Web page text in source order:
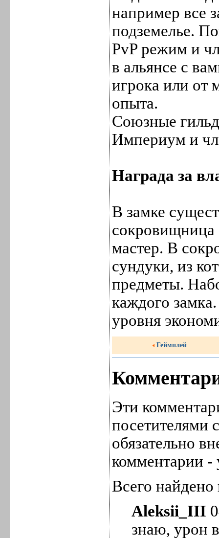
например все
подземелье.
PvP режим и
в альянсе с
игрока или от
опыта.
Союзные
Империум и
Награда за
В замке
сокровищница
мастер. В
сундуки, из
предметы.
каждого
уровня
Геймплей
Эти
посетителями
обязательно
комментарии -
Всего
Aleksii_III
знаю, урон